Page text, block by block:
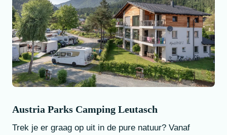
Austria Parks Camping Leutasch
Trek je er graag op uit in de pure natuur? Vanaf